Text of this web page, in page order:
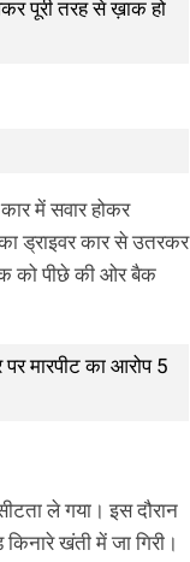
पूरी तरह से ख़ाक हो
में सवार होकर
ड्राइवर कार से उतरकर
को पीछे की ओर बैक
मारपीट का आरोप 5
ले गया। इस दौरान
खंती में जा गिरी।